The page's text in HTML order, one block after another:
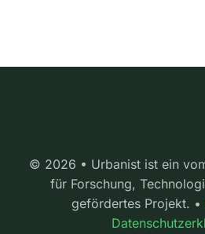
© 2026 • Urbanist ist ein
für Forschung,
gefördertes Projekt. •